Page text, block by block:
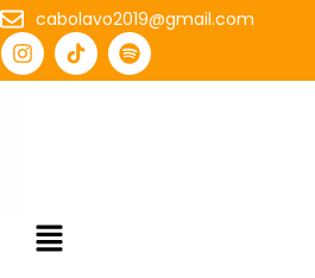
cabolavo2019@gmail.com